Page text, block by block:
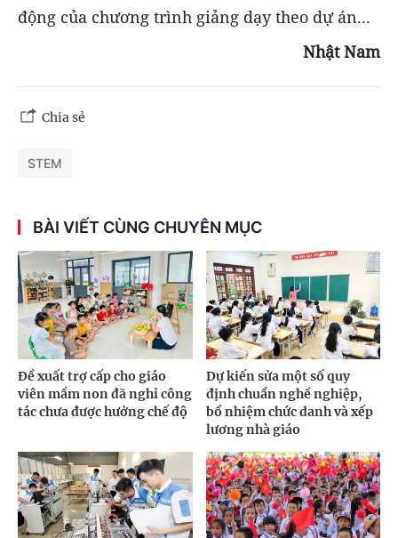
động của chương trình giảng dạy theo dự án...
Nhật Nam
Chia sẻ
STEM
BÀI VIẾT CÙNG CHUYÊN MỤC
Đề xuất trợ cấp cho giáo
viên mầm non đã nghỉ công
tác chưa được hưởng chế độ
Dự kiến sửa một số quy
định chuẩn nghề nghiệp,
bổ nhiệm chức danh và xếp
lương nhà giáo